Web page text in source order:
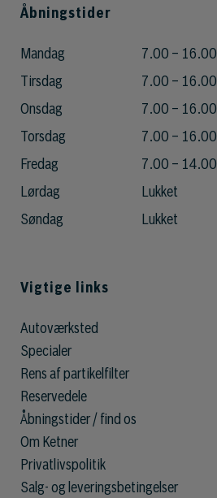
Åbningstider
Mandag
7.00 – 16.00
Tirsdag
7.00 – 16.00
Onsdag
7.00 – 16.00
Torsdag
7.00 – 16.00
Fredag
7.00 – 14.00
Lørdag
Lukket
Søndag
Lukket
Vigtige links
Autoværksted
Specialer
Rens af partikelfilter
Reservedele
Åbningstider / find os
Om Ketner
Privatlivspolitik
Salg- og leveringsbetingelser